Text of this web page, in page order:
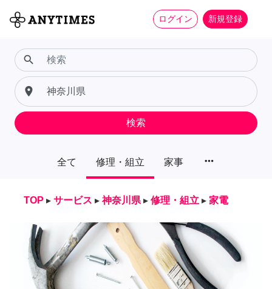
ログイン 新規登録
全て 修理・組立 家事 more_horiz
search
place
検索
TOP ▸ サービス ▸ 神奈川県 ▸ 修理・組立 ▸ 家電